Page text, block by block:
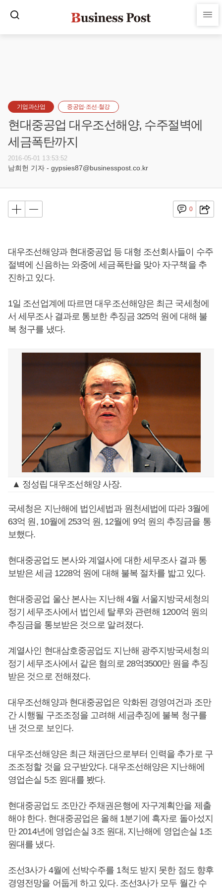
기업과산업 중공업·조선·철강
현대중공업 대우조선해양, 수주절벽에
세금폭탄까지
2016-05-01 13:53:52
남희헌 기자 - gypsies87@businesspost.co.kr
0
대우조선해양과 현대중공업 등 대형 조선회사들이 수주
절벽에 신음하는 와중에 세금폭탄을 맞아 자구책을 추
진하고 있다.
1일 조선업계에 따르면 대우조선해양은 최근 국세청에
서 세무조사 결과로 통보한 추징금 325억 원에 대해 불
복 청구를 냈다.
▲ 정성립 대우조선해양 사장.
국세청은 지난해에 법인세법과 원천세법에 따라 3월에
63억 원, 10월에 253억 원, 12월에 9억 원의 추징금을 통
보했다.
현대중공업도 본사와 계열사에 대한 세무조사 결과 통
보받은 세금 1228억 원에 대해 불복 절차를 밟고 있다.
현대중공업 울산 본사는 지난해 4월 서울지방국세청의
정기 세무조사에서 법인세 탈루와 관련해 1200억 원의
추징금을 통보받은 것으로 알려졌다.
계열사인 현대삼호중공업도 지난해 광주지방국세청의
정기 세무조사에서 같은 혐의로 28억3500만 원을 추징
받은 것으로 전해졌다.
대우조선해양과 현대중공업은 악화된 경영여건과 조만
간 시행될 구조조정을 고려해 세금추징에 불복 청구를
낸 것으로 보인다.
대우조선해양은 최근 채권단으로부터 인력을 추가로 구
조조정할 것을 요구받았다. 대우조선해양은 지난해에
영업손실 5조 원대를 봤다.
현대중공업도 조만간 주채권은행에 자구계획안을 제출
해야 한다. 현대중공업은 올해 1분기에 흑자로 돌아섰지
만 2014년에 영업손실 3조 원대, 지난해에 영업손실 1조
원대를 냈다.
조선3사가 4월에 선박수주를 1척도 받지 못한 점도 향후
경영전망을 어둡게 하고 있다. 조선3사가 모두 월간 수